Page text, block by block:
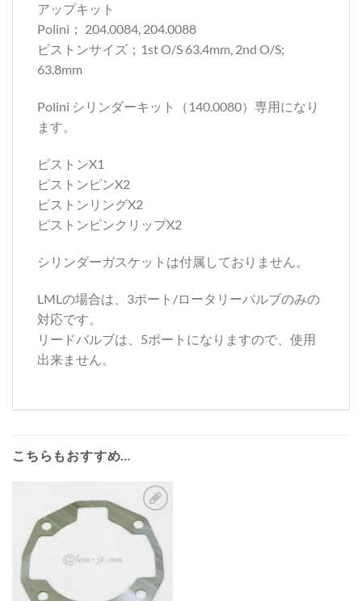
アップキット
Polini； 204.0084, 204.0088
ピストンサイズ；1st O/S 63.4mm, 2nd O/S;
63.8mm
Polini シリンダーキット（140.0080）専用になり
ます。
ピストンX1
ピストンピンX2
ピストンリングX2
ピストンピンクリップX2
シリンダーガスケットは付属しておりません。
LMLの場合は、3ポート/ロータリーバルブのみの
対応です。
リードバルブは、5ポートになりますので、使用
出来ません。
こちらもおすすめ…
お
入